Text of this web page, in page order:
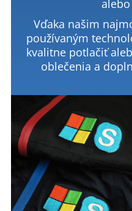
Vďaka našim
používaným
kvalitne potlačiť
oblečenia a